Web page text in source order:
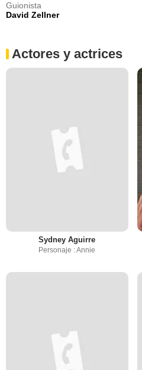
Guionista
David Zellner
Actores y actrices
Sydney Aguirre
Personaje : Annie